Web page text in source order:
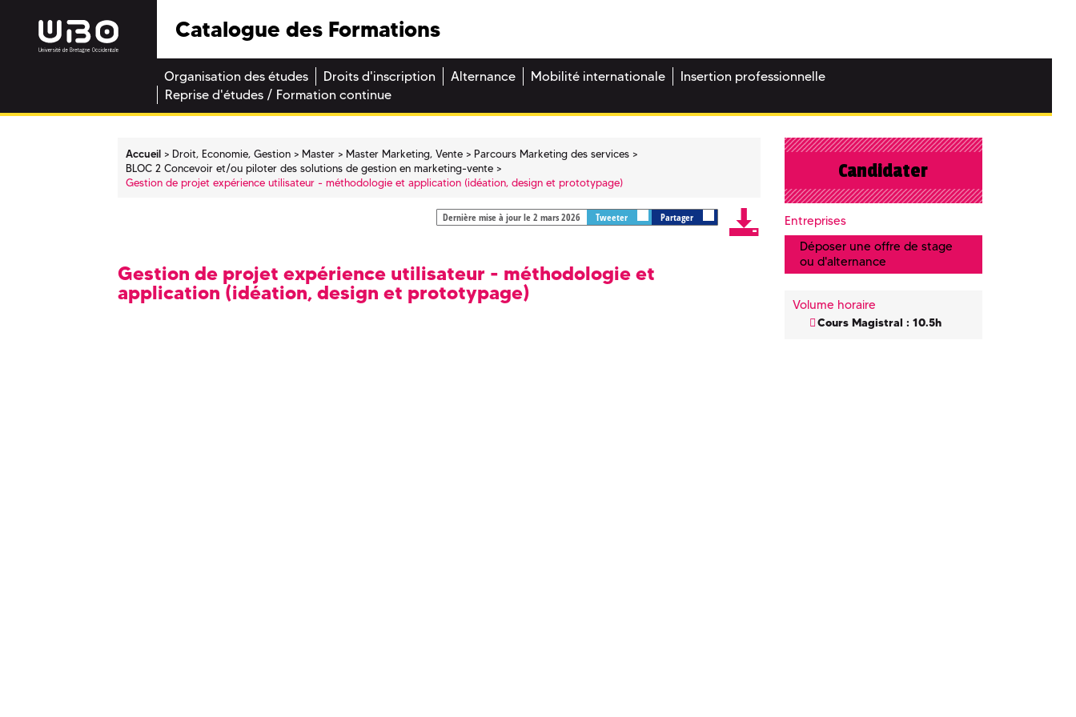
Catalogue des Formations
Organisation des études Droits d'inscription Alternance Mobilité internationale
Insertion professionnelle
Reprise d'études / Formation continue
Accueil Droit, Economie, Gestion Master Master Marketing, Vente
Parcours Marketing des services
BLOC 2 Concevoir et/ou piloter des solutions de gestion en marketing-vente
Gestion de projet expérience utilisateur - méthodologie et application (idéation, design et prototypage)
Dernière mise à jour le 2 mars 2026 Tweeter Partager
Gestion de projet expérience utilisateur - méthodologie et
application (idéation, design et prototypage)
Candidater
Entreprises
Déposer une offre de stage
ou d'alternance
Volume horaire
Cours Magistral : 10.5h